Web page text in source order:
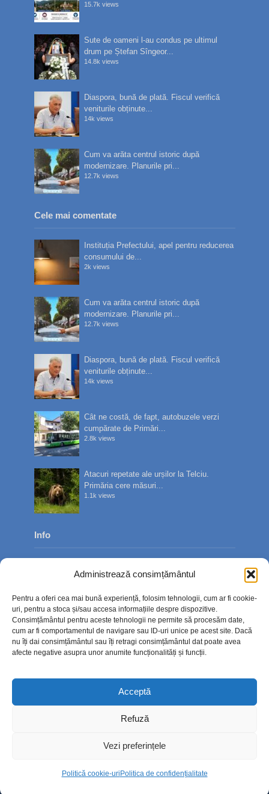
Administrează consimțământul
Pentru a oferi cea mai bună experiență, folosim tehnologii, cum ar fi cookie-
uri, pentru a stoca și/sau accesa informațiile despre dispozitive.
Consimțământul pentru aceste tehnologii ne permite să procesăm date,
cum ar fi comportamentul de navigare sau ID-uri unice pe acest site. Dacă
nu îți dai consimțământul sau îți retragi consimțământul dat poate avea
afecte negative asupra unor anumite funcționalități și funcții.
Acceptă
Refuză
Vezi preferințele
Politică cookie-uriPolitica de confidențialitate
15.7k views
Sute de oameni l-au condus pe ultimul
drum pe Ștefan Sîngeor...
14.8k views
Diaspora, bună de plată. Fiscul verifică
veniturile obținute...
14k views
Cum va arăta centrul istoric după
modernizare. Planurile pri...
12.7k views
Cele mai comentate
Instituția Prefectului, apel pentru reducerea
consumului de...
2k views
Cum va arăta centrul istoric după
modernizare. Planurile pri...
12.7k views
Diaspora, bună de plată. Fiscul verifică
veniturile obținute...
14k views
Cât ne costă, de fapt, autobuzele verzi
cumpărate de Primări...
2.8k views
Atacuri repetate ale urșilor la Telciu.
Primăria cere măsuri...
1.1k views
Info
Contact
Politica de confidențialitate
Politică cookie-uri (UE)
Copyright © 2026. TimpOnline.ro